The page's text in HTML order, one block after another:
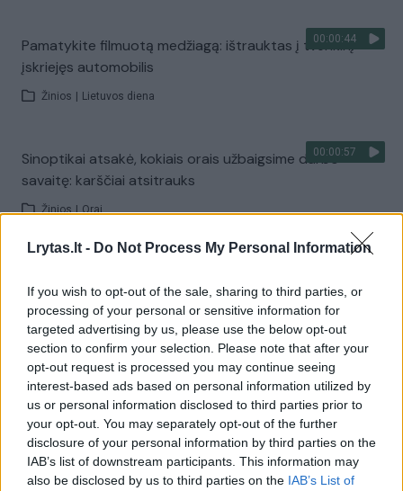
Lrytas.lt - Do Not Process My Personal Information
If you wish to opt-out of the sale, sharing to third parties, or
processing of your personal or sensitive information for
targeted advertising by us, please use the below opt-out
section to confirm your selection. Please note that after your
opt-out request is processed you may continue seeing
interest-based ads based on personal information utilized by
us or personal information disclosed to third parties prior to
your opt-out. You may separately opt-out of the further
disclosure of your personal information by third parties on the
IAB’s list of downstream participants. This information may
also be disclosed by us to third parties on the IAB’s List of
00:00:44
Pamatykite filmuotą medžiagą: ištrauktas į tvenkinį
įskriejęs automobilis
Žinios Lietuvos diena
00:00:57
Sinoptikai atsakė, kokiais orais užbaigsime darbo
savaitę: karščiai atsitrauks
Žinios | Orai
Žiūrimiausi įrašai
00:00:30
Vaizdai iš tragiškos avarijos Vilniaus r.: dviejų moterų ir
vaiko gyvybių išgelbėti nepavyko